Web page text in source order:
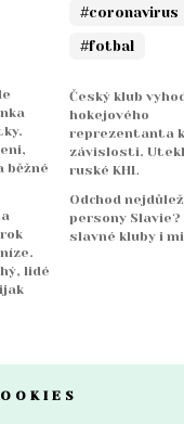
běžné
lidé
#coronavirus
#fotbal
Český klub
hokejového
reprezentanta
závislosti.
ruské KHL
Odchod
persony Slavie?
slavné kluby i